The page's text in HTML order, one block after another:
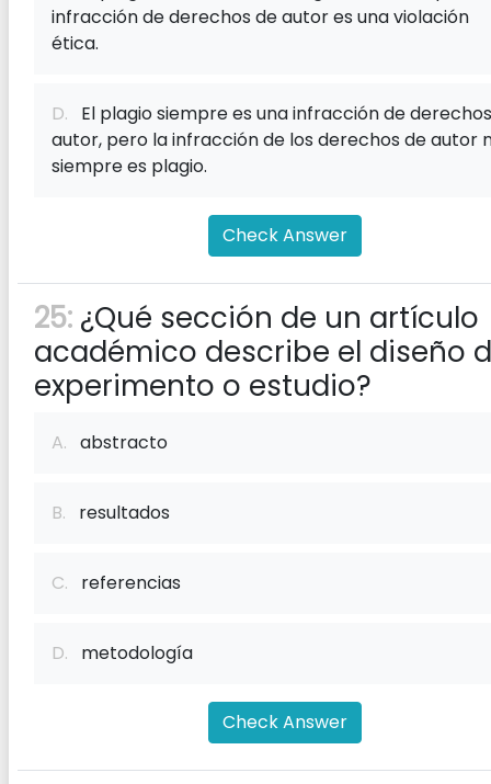
infracción de derechos de autor es una violación
ética.
D. El plagio siempre es una infracción de
autor, pero la infracción de los derechos de autor
siempre es plagio.
Check Answer
25: ¿Qué sección de un artículo
académico describe el diseño
experimento o estudio?
A. abstracto
B. resultados
C. referencias
D. metodología
Check Answer